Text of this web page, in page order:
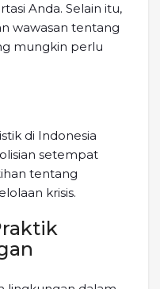
Anda. Selain itu,
wawasan tentang
mungkin perlu
di Indonesia
setempat
tentang
krisis.